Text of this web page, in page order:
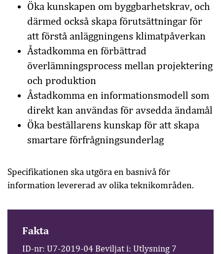
Öka kunskapen om byggbarhetskrav, och
därmed också skapa förutsättningar för
att förstå anläggningens klimatpåverkan
Åstadkomma en förbättrad
överlämningsprocess mellan projektering
och produktion
Åstadkomma en informationsmodell som
direkt kan användas för avsedda ändamål
Öka beställarens kunskap för att skapa
smartare förfrågningsunderlag
Specifikationen ska utgöra en basnivå för
information levererad av olika teknikområden.
Fakta
ID-nr: U7-2019-04 Beviljat i: Utlysning 7